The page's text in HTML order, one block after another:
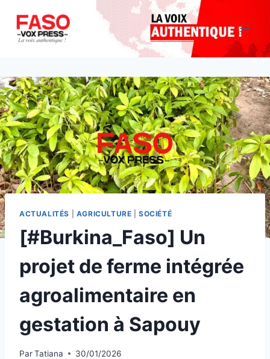
contenu
ACTUALITÉS AGRICULTURE |SOCIÉTÉ
[#Burkina_Faso] Un
projet de ferme intégrée
agroalimentaire en
gestation à Sapouy
ParTatiana 30/01/2026